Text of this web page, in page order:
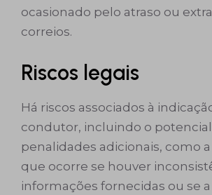
ocasionado pelo atraso ou
correios.
Riscos legais
Há riscos associados à
condutor, incluindo o
penalidades adicionais, como
que ocorre se houver
informações fornecidas ou se